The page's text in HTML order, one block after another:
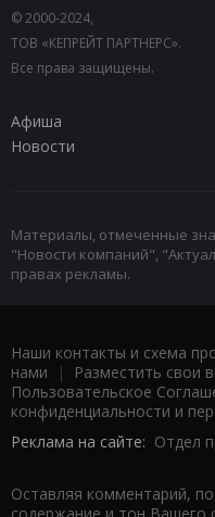
© 2000-2024,
ТОВ «КЕПРЕЙТ ПАРТНЕРС».
Все права защищены.
Афиша
Новости
Материалы, отмеченные
"Новости компаний",
правах рекламы.
Наши контакты и схема
нами | Разместить свои
Пользовательское
конфиденциальности и
Реклама на сайте: Отдел
Оставляя комментарий,
содержание и тон Вашего